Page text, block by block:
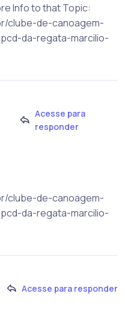
Info to that Topic:
clube-de-canoagem-
da-regata-marcilio-
Acesse para
responder
clube-de-canoagem-
da-regata-marcilio-
Acesse para responder